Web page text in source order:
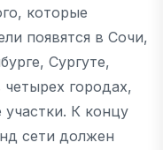
которые
появятся в Сочи,
Сургуте,
городах,
К концу
сети должен